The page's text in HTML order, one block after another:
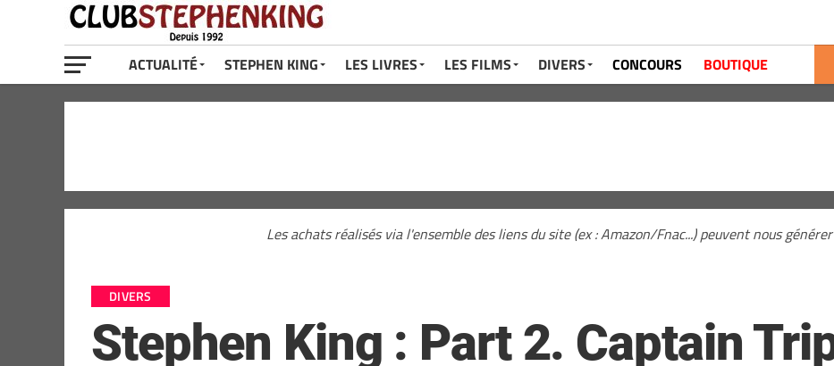
ACTUALITÉ STEPHEN KING LES LIVRES LES FILMS DIVERS CONCOURS BOUTIQUE
Les achats réalisés via l'ensemble des liens du site (ex : Amazon/Fnac...) peuvent nous
DIVERS
Stephen King : Part 2. Captain